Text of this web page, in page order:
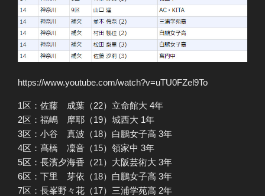
https://www.youtube.com/watch?v=uTU0FZel9To
1区：佐藤 成葉（22）立命館大 4年
2区：福嶋 摩耶（19）城西大 1年
3区：小谷 真波（18）白鵬女子高 3年
4区：髙橋 凜音（15）領家中 3年
5区：長濱夕海香（21）大阪芸術大 3年
6区：下里 芽依（18）白鵬女子高 3年
7区：長峯野々花（17）三浦学苑高 2年